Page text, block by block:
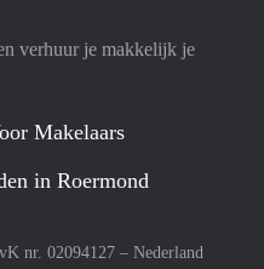
verhuur je makkelijk je
Makelaars
in Roermond
nr. 02094127 – Nederland